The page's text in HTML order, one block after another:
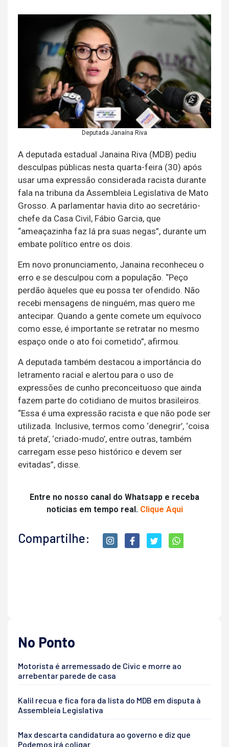
Deputada Janaína Riva
A deputada estadual Janaina Riva (MDB) pediu
desculpas públicas nesta quarta-feira (30) após
usar uma expressão considerada racista durante
fala na tribuna da Assembleia Legislativa de Mato
Grosso. A parlamentar havia dito ao secretário-
chefe da Casa Civil, Fábio Garcia, que
“ameaçazinha faz lá pra suas negas”, durante um
embate político entre os dois.
Em novo pronunciamento, Janaina reconheceu o
erro e se desculpou com a população. “Peço
perdão àqueles que eu possa ter ofendido. Não
recebi mensagens de ninguém, mas quero me
antecipar. Quando a gente comete um equívoco
como esse, é importante se retratar no mesmo
espaço onde o ato foi cometido”, afirmou.
A deputada também destacou a importância do
letramento racial e alertou para o uso de
expressões de cunho preconceituoso que ainda
fazem parte do cotidiano de muitos brasileiros.
“Essa é uma expressão racista e que não pode ser
utilizada. Inclusive, termos como ‘denegrir’, ‘coisa
tá preta’, ‘criado-mudo’, entre outras, também
carregam esse peso histórico e devem ser
evitadas”, disse.
Entre no nosso canal do Whatsapp e receba
noticias em tempo real. Clique Aqui
Compartilhe:
No Ponto
Motorista é arremessado de Civic e morre ao
arrebentar parede de casa
Kalil recua e fica fora da lista do MDB em disputa à
Assembleia Legislativa
Max descarta candidatura ao governo e diz que
Podemos irá coligar